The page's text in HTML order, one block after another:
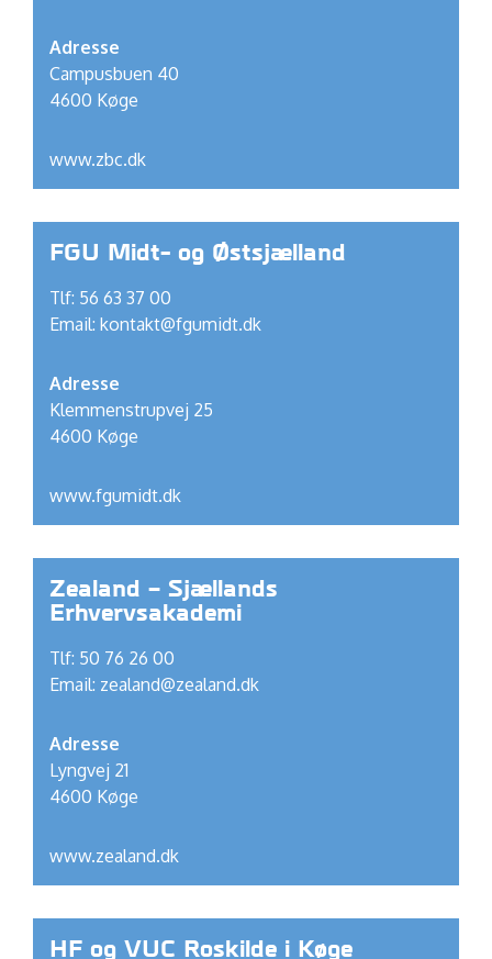
Adresse
Campusbuen 40
4600 Køge
www.zbc.dk
FGU Midt- og Østsjælland
Tlf: 56 63 37 00
Email: kontakt@fgumidt.dk
Adresse
Klemmenstrupvej 25
4600 Køge
www.fgumidt.dk
Zealand – Sjællands
Erhvervsakademi
Tlf: 50 76 26 00
Email: zealand@zealand.dk
Adresse
Lyngvej 21
4600 Køge
www.zealand.dk
HF og VUC Roskilde i Køge